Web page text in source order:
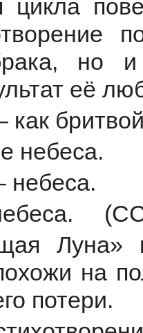
цикла
но
её
небеса.
небеса.
Луна»
на
потери.